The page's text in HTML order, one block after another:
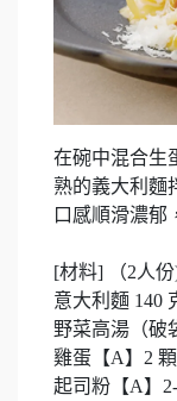
在碗中混合生
熟的義大利麵
口感順滑濃郁
[材料] （2人
意大利麵 140
野菜高湯（破
雞蛋【A】2 顆
起司粉【A】